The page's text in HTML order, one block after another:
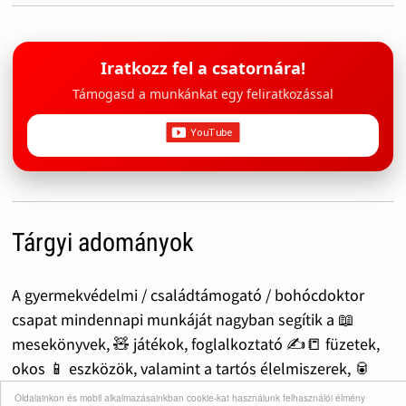
Oldalainkon és mobil alkalmazásainkban cookie-kat használunk felhasználói élmény
Iratkozz fel a csatornára!
Támogasd a munkánkat egy feliratkozással
Tárgyi adományok
A gyermekvédelmi / családtámogató / bohócdoktor
csapat mindennapi munkáját nagyban segítik a 📖
mesekönyvek, 🧸 játékok, foglalkoztató ✍️📒 füzetek,
okos 📱 eszközök, valamint a tartós élelmiszerek, 🥫
édességek 🍬 és apró finomságok. A bohócdoktorkodás